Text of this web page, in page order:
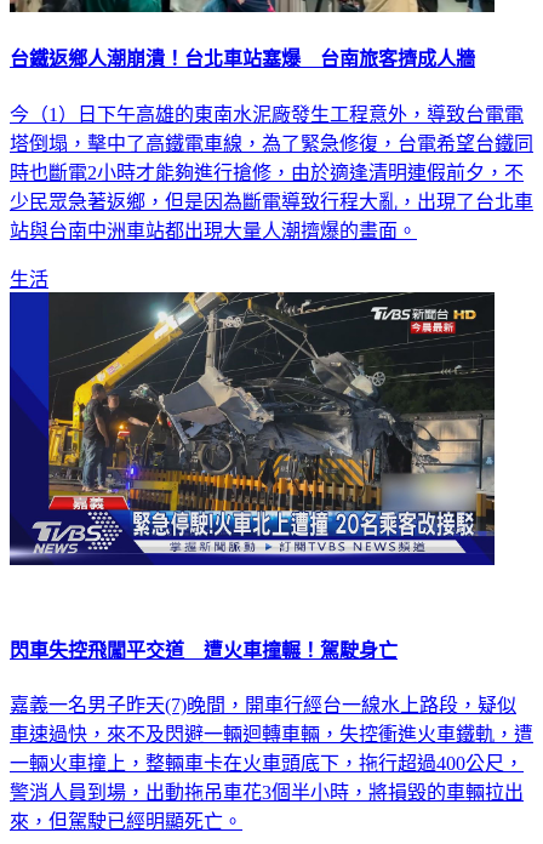
台鐵返鄉人潮崩潰！台北車站塞爆 台南旅客擠成人牆
今（1）日下午高雄的東南水泥廠發生工程意外，導致台電電
塔倒塌，擊中了高鐵電車線，為了緊急修復，台電希望台鐵同
時也斷電2小時才能夠進行搶修，由於適逢清明連假前夕，不
少民眾急著返鄉，但是因為斷電導致行程大亂，出現了台北車
站與台南中洲車站都出現大量人潮擠爆的畫面。
生活
閃車失控飛闖平交道 遭火車撞輾！駕駛身亡
嘉義一名男子昨天(7)晚間，開車行經台一線水上路段，疑似
車速過快，來不及閃避一輛迴轉車輛，失控衝進火車鐵軌，遭
一輛火車撞上，整輛車卡在火車頭底下，拖行超過400公尺，
警消人員到場，出動拖吊車花3個半小時，將損毀的車輛拉出
來，但駕駛已經明顯死亡。